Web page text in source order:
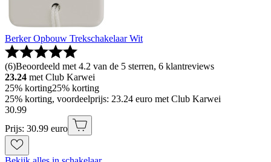
Berker Opbouw Trekschakelaar Wit
(6)Beoordeeld met 4.2 van de 5 sterren, 6 klantreviews
23.24 met Club Karwei
25% korting25% korting
25% korting, voordeelprijs: 23.24 euro met Club Karwei
30.99
Prijs: 30.99 euro